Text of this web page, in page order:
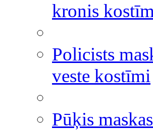
kronis
Policists
veste kostīmi
Pūķis